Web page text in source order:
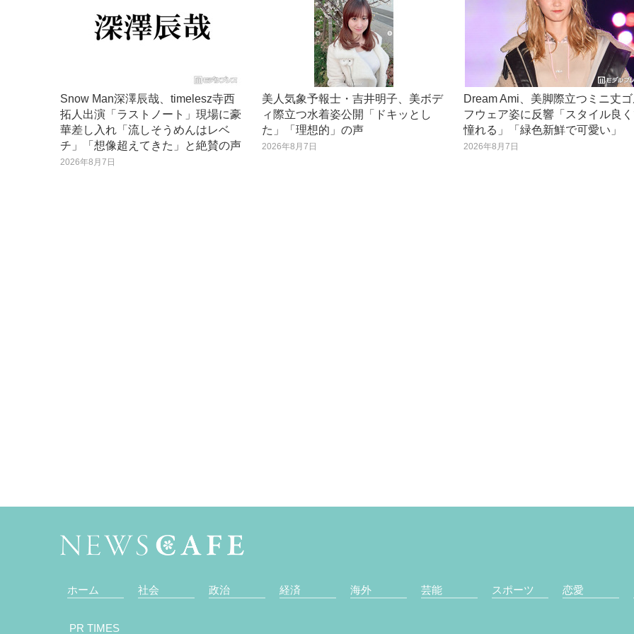
Snow Man深澤辰哉、timelesz寺西
拓人出演「ラストノート」現場に豪
華差し入れ「流しそうめんはレベ
チ」「想像超えてきた」と絶賛の声
2026年8月7日
美人気象予報士・吉井明子、美ボデ
ィ際立つ水着姿公開「ドキッとし
た」「理想的」の声
2026年8月7日
Dream Ami、美脚際立つミニ丈
フウェア姿に反響「スタイル良
憧れる」「緑色新鮮で可愛い」
2026年8月7日
ホーム 社会 政治 経済 海外 芸能 スポーツ 恋愛
PR TIMES